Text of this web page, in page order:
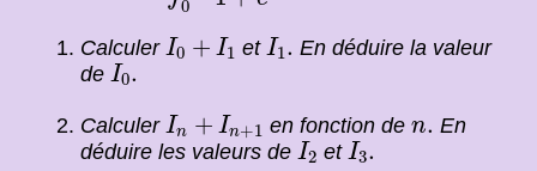
0
Calculer I0 + I1
I0 +I 1 et I1.
I1
En déduire la valeur
de I0.
I0.
Calculer In + In+1
In I + en fonction den.
n
En
déduire les valeurs de I2
I2 et I3.
I3.